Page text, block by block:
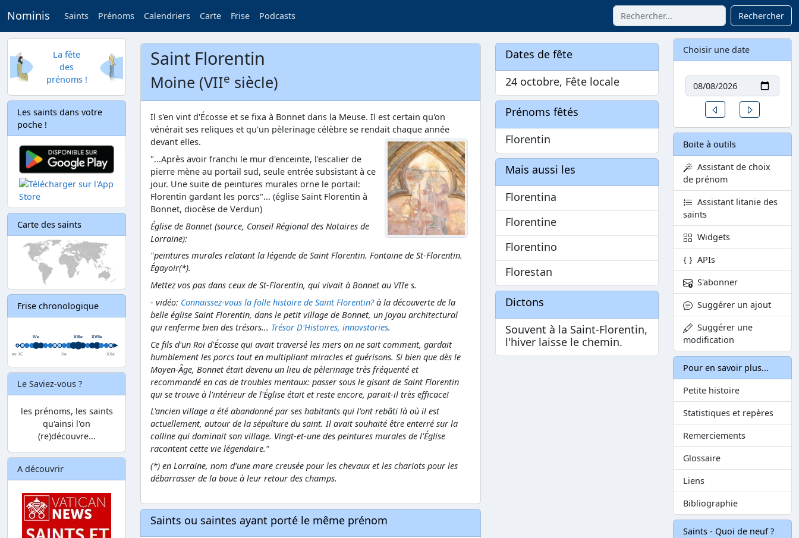
Nominis Saints Prénoms Calendriers Carte Frise Podcasts Rechercher
La fête
des
prénoms !
Les saints dans votre
poche !
Carte des saints
Frise chronologique
Le Saviez-vous ?
les prénoms, les saints
qu'ainsi l'on
(re)découvre...
A découvrir
Saint Florentin
Moine (VIIe siècle)
Il s'en vint d'Écosse et se fixa à Bonnet dans la Meuse. Il est certain qu'on
vénérait ses reliques et qu'un pèlerinage célèbre se rendait chaque année
devant elles.
"...Après avoir franchi le mur d'enceinte, l'escalier de
pierre mène au portail sud, seule entrée subsistant à ce
jour. Une suite de peintures murales orne le portail:
Florentin gardant les porcs"... (église Saint Florentin à
Bonnet, diocèse de Verdun)
Église de Bonnet (source, Conseil Régional des Notaires de
Lorraine):
"peintures murales relatant la légende de Saint Florentin. Fontaine de St-Florentin.
Égayoir(*).
Mettez vos pas dans ceux de St-Florentin, qui vivait à Bonnet au VIIe s.
- vidéo: Connaissez-vous la folle histoire de Saint Florentin?à la découverte de la
belle église Saint Florentin, dans le petit village de Bonnet, un joyau architectural
qui renferme bien des trésors... Trésor D'Histoires, innovstories.
Ce fils d'un Roi d'Écosse qui avait traversé les mers on ne sait comment, gardait
humblement les porcs tout en multipliant miracles et guérisons. Si bien que dès le
Moyen-Âge, Bonnet était devenu un lieu de pèlerinage très fréquenté et
recommandé en cas de troubles mentaux: passer sous le gisant de Saint Florentin
qui se trouve à l'intérieur de l'Église était et reste encore, parait-il très efficace!
L'ancien village a été abandonné par ses habitants qui l'ont rebâti là où il est
actuellement, autour de la sépulture du saint. Il avait souhaité être enterré sur la
colline qui dominait son village. Vingt-et-une des peintures murales de l'Église
racontent cette vie légendaire."
(*) en Lorraine, nom d'une mare creusée pour les chevaux et les chariots pour les
débarrasser de la boue à leur retour des champs.
Saints ou saintes ayant porté le même prénom
Dates de fête
24 octobre, Fête locale
Prénoms fêtés
Florentin
Mais aussi les
Florentina
Florentine
Florentino
Florestan
Dictons
Souvent à la Saint-Florentin,
l'hiver laisse le chemin.
Choisir une date
Date
Un jour avant
Boite à outils
Assistant de choix
de prénom
Assistant litanie des
saints
Widgets
APIs
S'abonner
Suggérer un ajout
Suggérer une
modification
Pour en savoir plus...
Petite histoire
Statistiques et repères
Remerciements
Glossaire
Liens
Bibliographie
Saints - Quoi de neuf ?